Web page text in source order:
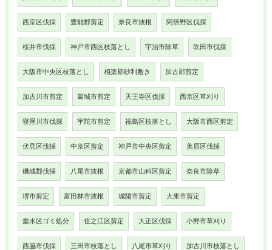
西京区伐採 豊能郡剪定 奈良市抜根 阿倍野区伐採
桜井市伐採 神戸市西区枝落とし 宇治市除草 吹田市伐採
大阪市中央区枝落とし 相楽郡砂利敷き 加古郡剪定
加古川市剪定 葛城市剪定 天王寺区伐採 西京区草刈り
寝屋川市伐採 宇陀市剪定 福島区枝落とし 大阪市西区剪定
伏見区伐採 中京区剪定 神戸市中央区剪定 美原区伐採
磯城郡伐採 八尾市抜根 京都市山科区剪定 奈良市除草
堺市剪定 富田林市抜根 城陽市剪定 大東市剪定
垂水区ゴミ処分 住之江区剪定 大正区伐採 小野市草刈り
西脇市伐採 三田市枝落とし 八尾市草刈り 加古川市枝落とし